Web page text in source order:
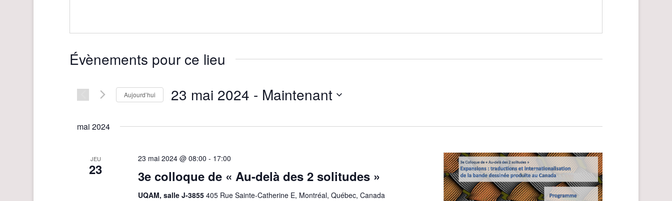
Évènements pour ce lieu
Aujourd’hui 23 mai 2024 - Maintenant
mai 2024
JEU
23
23 mai 2024 @ 08:00 - 17:00
3e colloque de « Au-delà des 2 solitudes »
UQAM, salle J-3855405 Rue Sainte-Catherine E, Montréal, Québec, Canada